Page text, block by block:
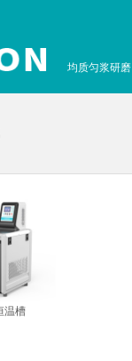
均质匀浆研磨
温槽